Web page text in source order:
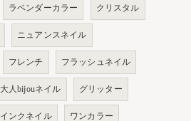
ラベンダーカラー クリスタル
ニュアンスネイル
フレンチ フラッシュネイル
大人bijouネイル グリッター
インクネイル ワンカラー